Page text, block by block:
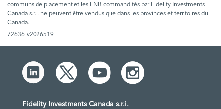
communs de placement et les FNB commandités par Fidelity Investments
Canada s.r.i. ne peuvent être vendus que dans les provinces et territoires du
Canada.
72636-v2026519
Fidelity Investments Canada s.r.i.